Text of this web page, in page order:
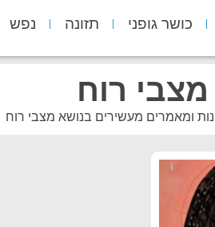
כושר גופני תזונה נפש
מצבי רוח
ומאמרים מעשירים בנושא מצבי רוח